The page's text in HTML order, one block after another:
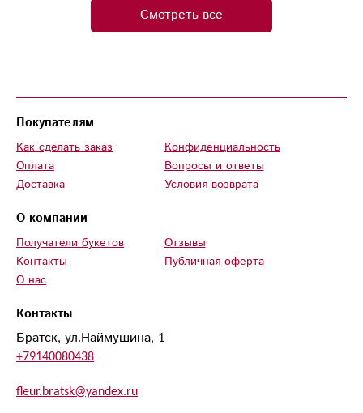
Смотреть все
Контакты
Братск, ул.Наймушина, 1
+79140080438
fleur.bratsk@yandex.ru
Покупателям
Как сделать заказ
Оплата
Доставка
Конфиденциальность
Вопросы и ответы
Условия возврата
О компании
Получатели букетов
Контакты
О нас
Отзывы
Публичная оферта